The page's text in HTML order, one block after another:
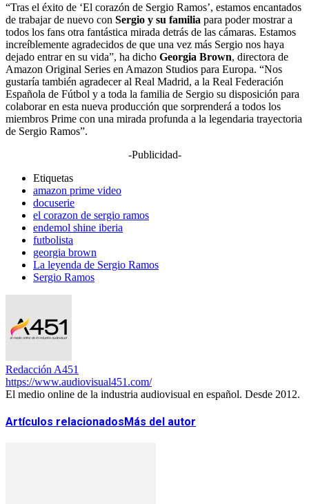
“Tras el éxito de ‘El corazón de Sergio Ramos’, estamos encantados
de trabajar de nuevo con Sergio y su familia para poder mostrar a
todos los fans otra fantástica mirada detrás de las cámaras. Estamos
increíblemente agradecidos de que una vez más Sergio nos haya
dejado entrar en su vida”, ha dicho Georgia Brown, directora de
Amazon Original Series en Amazon Studios para Europa. “Nos
gustaría también agradecer al Real Madrid, a la Real Federación
Española de Fútbol y a toda la familia de Sergio su disposición para
colaborar en esta nueva producción que sorprenderá a todos los
miembros Prime con una mirada profunda a la legendaria trayectoria
de Sergio Ramos”.
-Publicidad-
Etiquetas
amazon prime video
docuserie
el corazon de sergio ramos
endemol shine iberia
futbolista
georgia brown
La leyenda de Sergio Ramos
Sergio Ramos
Redacción A451
https://www.audiovisual451.com/
El medio online de la industria audiovisual en español. Desde 2012.
Artículos relacionadosMás del autor